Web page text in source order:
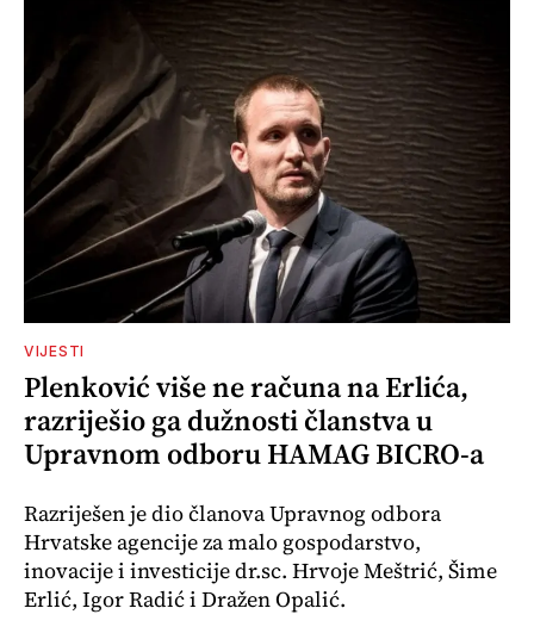
VIJESTI
Plenković više ne računa na Erlića,
razriješio ga dužnosti članstva u
Upravnom odboru HAMAG BICRO-a
Razriješen je dio članova Upravnog odbora
Hrvatske agencije za malo gospodarstvo,
inovacije i investicije dr.sc. Hrvoje Meštrić, Šime
Erlić, Igor Radić i Dražen Opalić.